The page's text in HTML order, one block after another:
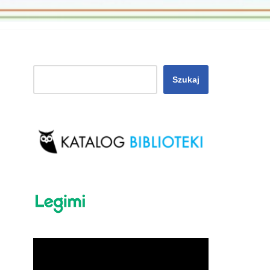
Szukaj